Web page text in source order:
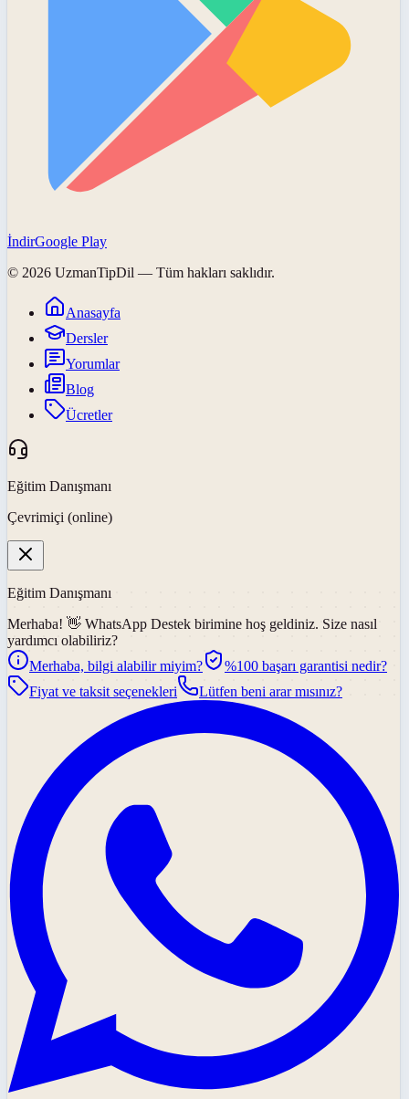
İndirGoogle Play
© 2026 UzmanTipDil — Tüm hakları saklıdır.
Anasayfa
Dersler
Yorumlar
Blog
Ücretler
Eğitim Danışmanı
Çevrimiçi (online)
Eğitim Danışmanı
Merhaba! 👋 WhatsApp Destek birimine hoş geldiniz. Size nasıl
yardımcı olabiliriz?
Merhaba, bilgi alabilir miyim?
%100 başarı garantisi nedir?
Fiyat ve taksit seçenekleri
Lütfen beni arar mısınız?